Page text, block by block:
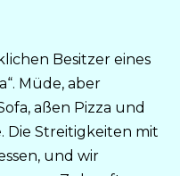
Besitzer eines
Müde, aber
aßen Pizza und
Die Streitigkeiten mit
und wir